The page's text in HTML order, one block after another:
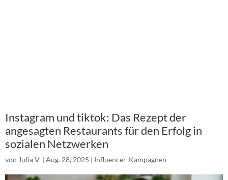
Instagram und tiktok: Das Rezept der
angesagten Restaurants für den Erfolg in
sozialen Netzwerken
von Julia V. | Aug. 28, 2025 | Influencer-Kampagnen